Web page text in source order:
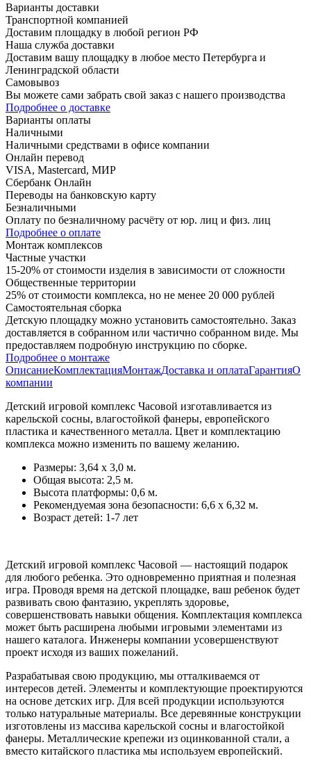
Варианты доставки
Транспортной компанией
Доставим площадку в любой регион РФ
Наша служба доставки
Доставим вашу площадку в любое место Петербурга и
Ленинградской области
Самовывоз
Вы можете сами забрать свой заказ с нашего производства
Подробнее о доставке
Варианты оплаты
Наличными
Наличными средствами в офисе компании
Онлайн перевод
VISA, Mastercard, МИР
Сбербанк Онлайн
Переводы на банковскую карту
Безналичными
Оплату по безналичному расчёту от юр. лиц и физ. лиц
Подробнее о оплате
Монтаж комплексов
Частные участки
15-20% от стоимости изделия в зависимости от сложности
Общественные территории
25% от стоимости комплекса, но не менее 20 000 рублей
Самостоятельная сборка
Детскую площадку можно установить самостоятельно. Заказ
доставляется в собранном или частично собранном виде. Мы
предоставляем подробную инструкцию по сборке.
Подробнее о монтаже
ОписаниеКомплектацияМонтажДоставка и оплатаГарантияО
компании
Детский игровой комплекс Часовой изготавливается из
карельской сосны, влагостойкой фанеры, европейского
пластика и качественного металла. Цвет и комплектацию
комплекса можно изменить по вашему желанию.
Размеры: 3,64 x 3,0 м.
Общая высота: 2,5 м.
Высота платформы: 0,6 м.
Рекомендуемая зона безопасности: 6,6 x 6,32 м.
Возраст детей: 1-7 лет
Детский игровой комплекс Часовой — настоящий подарок
для любого ребенка. Это одновременно приятная и полезная
игра. Проводя время на детской площадке, ваш ребенок будет
развивать свою фантазию, укреплять здоровье,
совершенствовать навыки общения. Комплектация комплекса
может быть расширена любыми игровыми элементами из
нашего каталога. Инженеры компании усовершенствуют
проект исходя из ваших пожеланий.
Разрабатывая свою продукцию, мы отталкиваемся от
интересов детей. Элементы и комплектующие проектируются
на основе детских игр. Для всей продукции используются
только натуральные материалы. Все деревянные конструкции
изготовлены из массива карельской сосны и влагостойкой
фанеры. Металлические крепежи из оцинкованной стали, а
вместо китайского пластика мы используем европейский.